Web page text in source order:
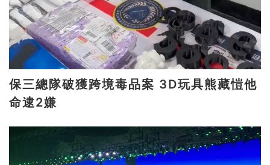
保三總隊破獲跨境毒品案 3D玩具熊藏愷他
命逮2嫌